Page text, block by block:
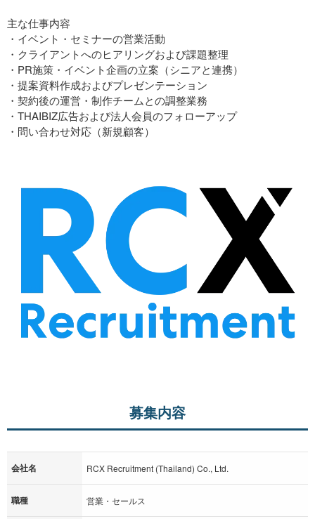
主な仕事内容
・イベント・セミナーの営業活動
・クライアントへのヒアリングおよび課題整理
・PR施策・イベント企画の立案（シニアと連携）
・提案資料作成およびプレゼンテーション
・契約後の運営・制作チームとの調整業務
・THAIBIZ広告および法人会員のフォローアップ
・問い合わせ対応（新規顧客）
募集内容
会社名 RCX Recruitment (Thailand) Co., Ltd.
職種 営業・セールス